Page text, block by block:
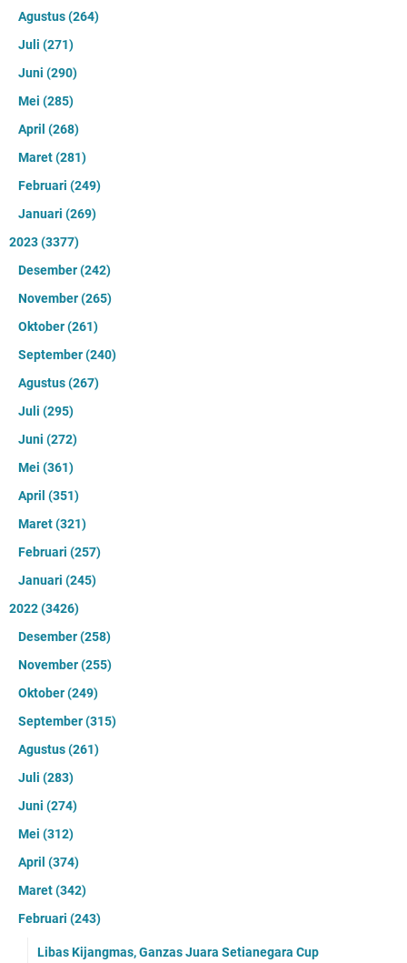
Agustus(264)
Juli (271)
Juni (290)
Mei (285)
April (268)
Maret(281)
Februari (249)
Januari (269)
2023(3377)
Desember(242)
November(265)
Oktober(261)
September(240)
Agustus(267)
Juli (295)
Juni (272)
Mei (361)
April (351)
Maret(321)
Februari (257)
Januari (245)
2022(3426)
Desember(258)
November(255)
Oktober(249)
September(315)
Agustus(261)
Juli (283)
Juni (274)
Mei (312)
April (374)
Maret(342)
Februari (243)
Libas Kijangmas, Ganzas Juara Setianegara Cup